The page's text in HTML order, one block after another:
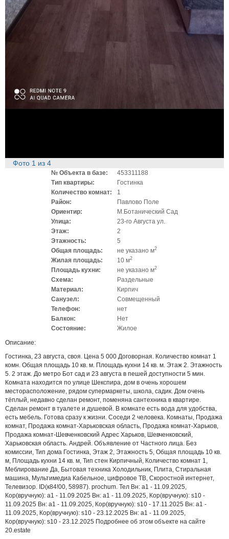
Фото 1 из 4
№ Объекта в базе:
453311188
Тип квартиры:
Гостинка
Количество комнат:
1
Район:
Павлово Поле
Ориентир:
М.Ботанический Сад
Улица:
23-го Августа ул.
Этаж:
2
Этажность:
5
Общая площадь:
не указано м2
Жилая площадь: 10 м2
Площадь кухни: не указано м2
Схема:
Раздельные
Материал:
Кирпич
Санузел:
Совмещенный
Телефон:
нет
Балкон:
Нет
Состояние:
Жилое
Описание:
Гостинка, 23 августа, своя. Цена 5 000 Договорная. Количество комнат 1
комн. Общая площадь 10 кв. м. Площадь кухни 14 кв. м. Этаж 2. Этажность
5. 2 этаж. До метро Бот сад и 23 августа в пешей доступности 5 мин.
Комната находится по улице Шекспира, дом в очень хорошем
месторасположение, рядом супермаркеты, школа, садик. Дом очень
тёплый, недавно сделан ремонт, поменяна сантехника в квартире.
Сделан ремонт в туалете и душевой. В комнате есть вода для удобства,
есть мебель. Готова сразу к жизни. Соседи 2 человека. Комнаты, Продажа
комнат, Продажа комнат-Харьковская область, Продажа комнат-Харьков,
Продажа комнат-Шевченковский Адрес Харьков, Шевченковский,
Харьковская область. Андрей. Объявление от Частного лица. Без
комиссии, Тип дома Гостинка, Этаж 2, Этажность 5, Общая площадь 10 кв.
м, Площадь кухни 14 кв. м, Тип стен Кирпичный, Количество комнат 1,
Меблирование Да, Бытовая техника Холодильник, Плита, Стиральная
машина, Мультимедиа Кабельное, цифровое ТВ, Скоростной интернет,
Телевизор. ID(к84!00, 58987). prochum. Тел Вн: a1 - 11.09.2025,
Кор(вручную): a1 - 11.09.2025 Вн: a1 - 11.09.2025, Кор(вручную): s10 -
11.09.2025 Вн: a1 - 11.09.2025, Кор(вручную): s10 - 17.11.2025 Вн: a1 -
11.09.2025, Кор(вручную): s10 - 23.12.2025 Вн: a1 - 11.09.2025,
Кор(вручную): s10 - 23.12.2025 Подробнее об этом объекте на сайте
20.estate